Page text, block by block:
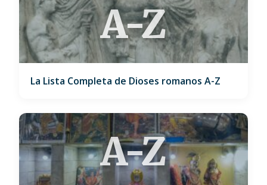
A-Z
La Lista Completa de Dioses romanos A-Z
A-Z